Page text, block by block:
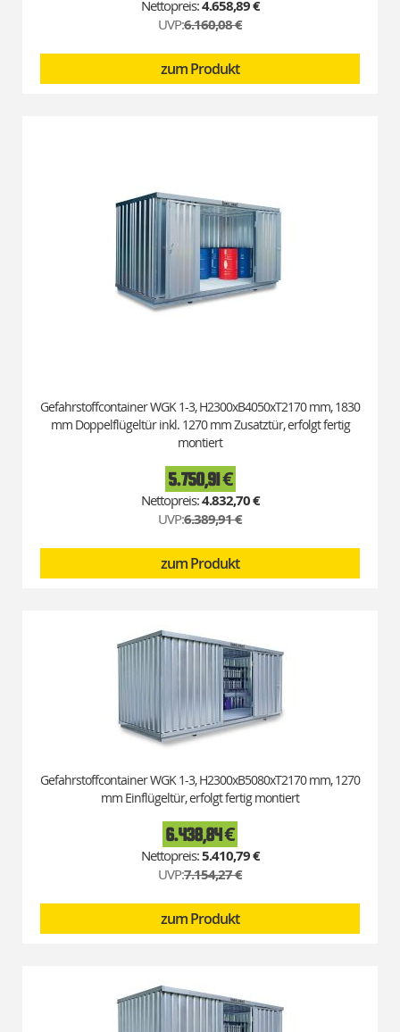
4.658,89 €
UVP:6.160,08 €
zum Produkt
Gefahrstoffcontainer WGK 1-3, H2300xB4050xT2170 mm, 1830
mm Doppelflügeltür inkl. 1270 mm Zusatztür, erfolgt fertig
montiert
Special
Price
5.750,91 €
4.832,70 €
UVP:6.389,91 €
zum Produkt
Gefahrstoffcontainer WGK 1-3, H2300xB5080xT2170 mm, 1270
mm Einflügeltür, erfolgt fertig montiert
Special
Price
6.438,84 €
5.410,79 €
UVP:7.154,27 €
zum Produkt